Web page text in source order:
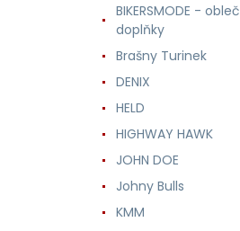
BIKERSMODE -
doplňky
Brašny Turinek
DENIX
HELD
HIGHWAY HAWK
JOHN DOE
Johny Bulls
KMM